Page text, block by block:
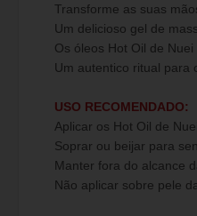
Transforme as suas
Um delicioso gel de
Os óleos Hot Oil de
Um autentico ritual para
USO RECOMENDADO:
Aplicar os Hot Oil de
Soprar ou beijar para
Manter fora do alcance
Não aplicar sobre pele